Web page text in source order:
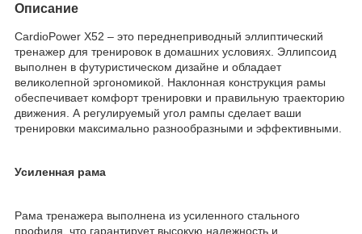
Описание
CardioPower X52 – это переднеприводный эллиптический
тренажер для тренировок в домашних условиях. Эллипсоид
выполнен в футуристическом дизайне и обладает
великолепной эргономикой. Наклонная конструкция рамы
обеспечивает комфорт тренировки и правильную траекторию
движения. А регулируемый угол рампы сделает ваши
тренировки максимально разнообразными и эффективными.
Усиленная рама
Рама тренажера выполнена из усиленного стального
профиля, что гарантирует высокую надежность и